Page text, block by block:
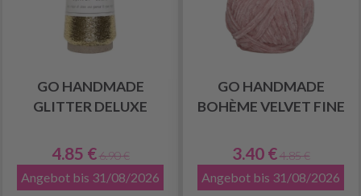
GO HANDMADE
GLITTER DELUXE
4.85 € 6.90 €
Angebot bis 31/08/2026
GO HANDMADE
BOHÈME VELVET FINE
3.40 € 4.85 €
Angebot bis 31/08/2026